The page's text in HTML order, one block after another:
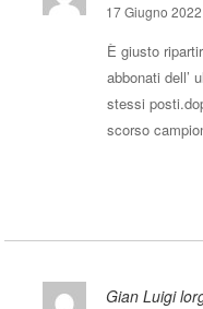
17 Giugno
È giusto
abbonati dell’
stessi
scorso
Gian Luigi